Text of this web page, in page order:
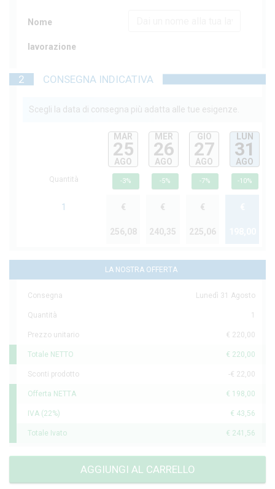
Nome
lavorazione
2 CONSEGNA INDICATIVA
Scegli la data di consegna più adatta alle tue esigenze.
MAR
25
AGO
MER
26
AGO
GIO
27
AGO
LUN
31
AGO
Quantità -3% -5% -7% -10%
1 €
256,08
€
240,35
€
225,06
LA NOSTRA OFFERTA
Consegna Lunedì 31 Agosto
Quantità 1
Prezzo unitario € 220,00
Totale NETTO € 220,00
Sconti prodotto -€ 22,00
Offerta NETTA € 198,00
IVA (22%) € 43,56
Totale Ivato € 241,56
AGGIUNGI AL CARRELLO